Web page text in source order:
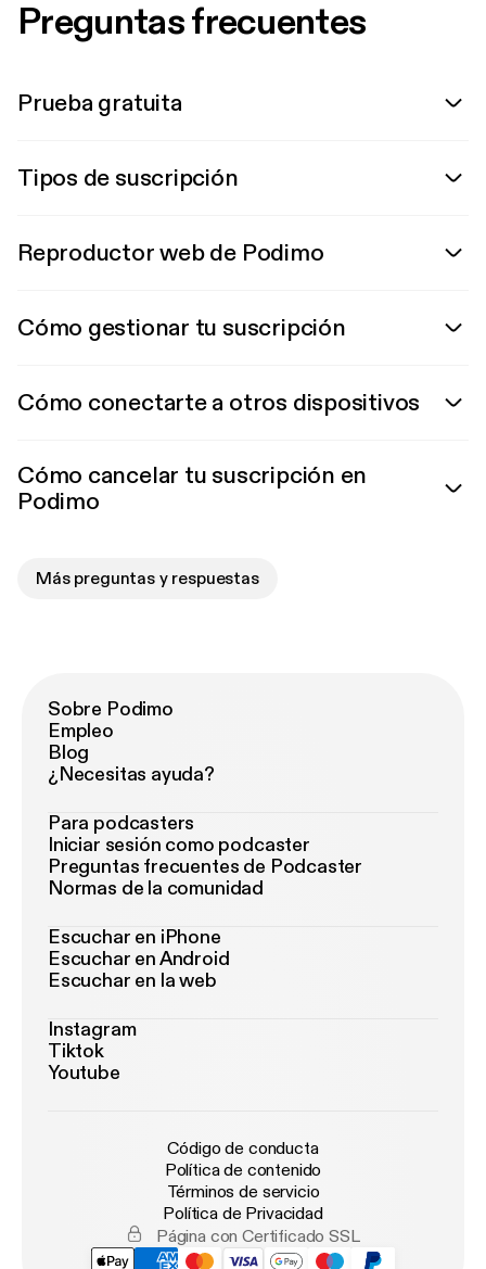
Preguntas frecuentes
Prueba gratuita
Tipos de suscripción
Reproductor web de Podimo
Cómo gestionar tu suscripción
Cómo conectarte a otros dispositivos
Cómo cancelar tu suscripción en
Podimo
Más preguntas y respuestas
Sobre Podimo
Empleo
Blog
¿Necesitas ayuda?
Para podcasters
Iniciar sesión como podcaster
Preguntas frecuentes de Podcaster
Normas de la comunidad
Escuchar en iPhone
Escuchar en Android
Escuchar en la web
Instagram
Tiktok
Youtube
Código de conducta
Política de contenido
Términos de servicio
Política de Privacidad
Página con Certificado SSL